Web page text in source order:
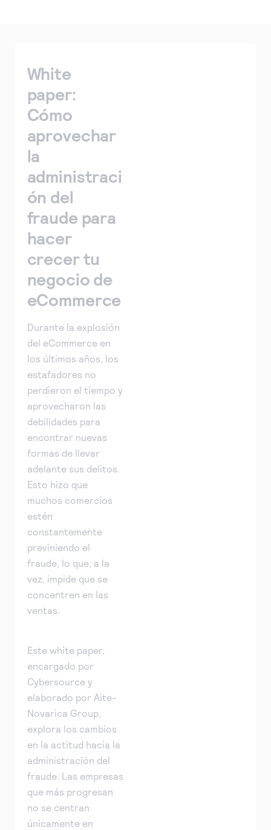
White
paper:
Cómo
aprovechar
la
administraci
ón del
fraude para
hacer
crecer tu
negocio de
eCommerce
Durante la explosión
del eCommerce en
los últimos años, los
estafadores no
perdieron el tiempo y
aprovecharon las
debilidades para
encontrar nuevas
formas de llevar
adelante sus delitos.
Esto hizo que
muchos comercios
estén
constantemente
previniendo el
fraude, lo que, a la
vez, impide que se
concentren en las
ventas.
Este white paper,
encargado por
Cybersource y
elaborado por Aite-
Novarica Group,
explora los cambios
en la actitud hacia la
administración del
fraude. Las empresas
que más progresan
no se centran
únicamente en